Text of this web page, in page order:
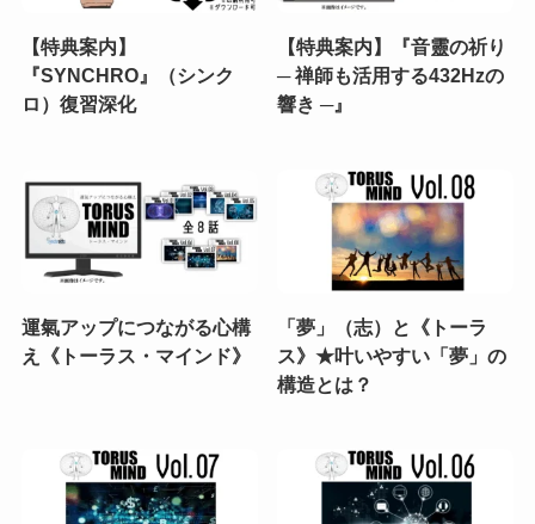
【特典案内】
『SYNCHRO』（シンク
ロ）復習深化
【特典案内】『音靈の祈り
─ 禅師も活用する432Hzの
響き ─』
運氣アップにつながる心構
え《トーラス・マインド》
「夢」（志）と《トーラ
ス》★叶いやすい「夢」の
構造とは？